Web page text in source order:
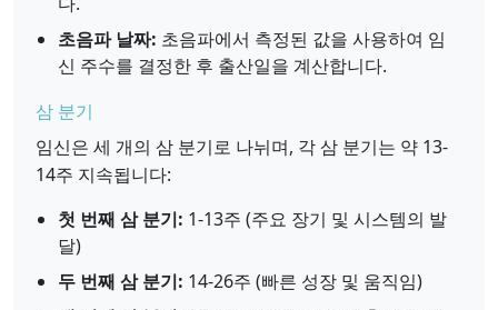
초음파 날짜: 초음파에서 측정된 값을 사용하여 임
신 주수를 결정한 후 출산일을 계산합니다.
삼 분기
임신은 세 개의 삼 분기로 나뉘며, 각 삼 분기는 약 13-
14주 지속됩니다:
첫 번째 삼 분기: 1-13주 (주요 장기 및 시스템의 발
달)
두 번째 삼 분기: 14-26주 (빠른 성장 및 움직임)